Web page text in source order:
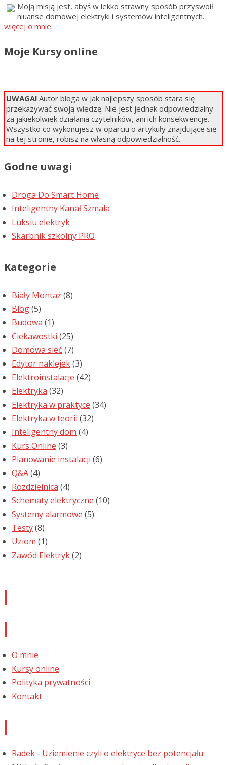
Moją misją jest, abyś w lekko strawny sposób przyswoił
niuanse domowej elektryki i systemów inteligentnych.
więcej o mnie…
Moje Kursy online
UWAGA! Autor bloga w jak najlepszy sposób stara się
przekazywać swoją wiedzę. Nie jest jednak odpowiedzialny
za jakiekolwiek działania czytelników, ani ich konsekwencje.
Wszystko co wykonujesz w oparciu o artykuły znajdujące się
na tej stronie, robisz na własną odpowiedzialność.
Godne uwagi
Droga Do Smart Home
Inteligentny Kanał Szmala
Luksiu elektryk
Skarbnik szkolny PRO
Kategorie
Biały Montaż (8)
Blog(5)
Budowa (1)
Ciekawostki (25)
Domowa sieć (7)
Edytor naklejek(3)
Elektroinstalacje (42)
Elektryka (32)
Elektryka w praktyce (34)
Elektryka w teorii (32)
Inteligentny dom (4)
Kurs Online (3)
Planowanie instalacji (6)
Q&A(4)
Rozdzielnica (4)
Schematy elektryczne (10)
Systemy alarmowe (5)
Testy(8)
Uziom (1)
Zawód Elektryk(2)
O mnie
Kursy online
Polityka prywatności
Kontakt
Radek - Uziemienie czyli o elektryce bez potencjału